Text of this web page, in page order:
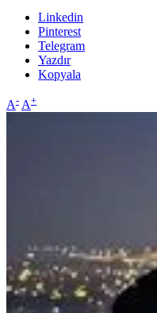
Linkedin
Pinterest
Telegram
Yazdır
Kopyala
A- A+